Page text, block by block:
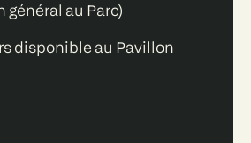
général au Parc)
disponible au Pavillon